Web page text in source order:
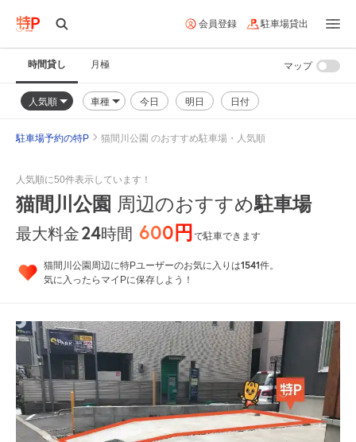
会員登録 駐車場貸出
時間貸し 月極
人気順 車種 今日 明日 日付
マップ
駐車場予約の特P 猫間川公園 のおすすめ駐車場・人気順
人気順に50件表示しています！
猫間川公園 周辺のおすすめ駐車場
最大料金24時間 600円で駐車できます
猫間川公園周辺に特Pユーザーのお気に入りは1541件。
気に入ったらマイPに保存しよう！